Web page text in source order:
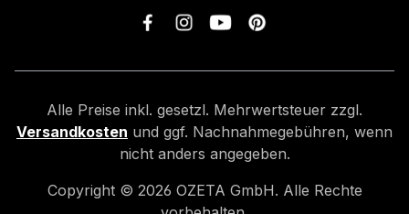
Alle Preise inkl. gesetzl. Mehrwertsteuer zzgl.
Versandkosten und ggf. Nachnahmegebühren, wenn
nicht anders angegeben.
Copyright © 2026 OZETA GmbH. Alle Rechte